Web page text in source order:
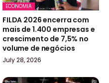
ECONOMIA
FILDA 2026 encerra com
mais de 1.400 empresas e
crescimento de 7,5% no
volume de negócios
July 28, 2026